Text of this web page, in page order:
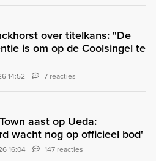
over titelkans: "De
is om op de Coolsingel te
14:52 7 reacties
aast op Ueda:
wacht nog op officieel bod'
16:04 147 reacties